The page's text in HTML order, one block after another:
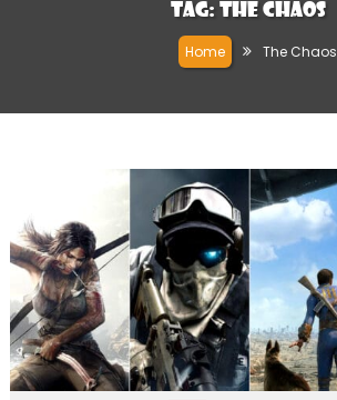
Tag: The Chaos
Home The Chaos